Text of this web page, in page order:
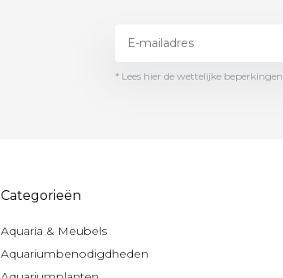
* Lees hier de wettelijke beperkingen
Categorieën
Aquaria & Meubels
Aquariumbenodigdheden